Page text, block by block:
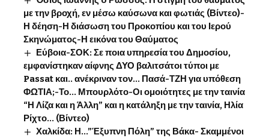
με την βροχή, εν μέσω καύσωνα και φωτιάς (Βίντεο)-
Η δέηση-Η διάσωση του Προκοπίου και του Ιερού
Σκηνώματος-Η εικόνα του Θαύματος
Εύβοια-ΣΟΚ: Σε ποια υπηρεσία του Δημοσίου,
εμφανίστηκαν αίφνης ΔΥΟ βαλιτσάτοι τύποι με
Passat και.. ανέκριναν τον… Πασά-ΤΖΗ για υπόθεση
ΦΩΤΙΑ;-Το… Μπουρλότο-Οι ομοιότητες με την ταινία
“Η Λίζα και η Άλλη” και η κατάληξη με την ταινία, Ηλία
Ρίχτο… (Βίντεο)
Χαλκίδα: Η…”Έξυπνη Πόλη” της Βάκα- Σκαμμένοι